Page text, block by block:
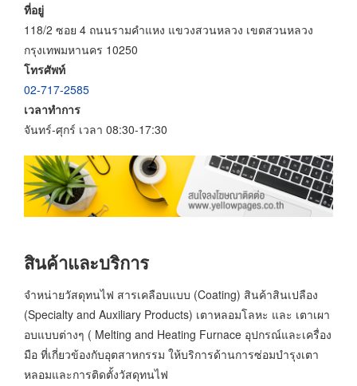
ที่อยู่
118/2 ซอย 4 ถนนรามคำแหง แขวงสวนหลวง เขตสวนหลวง
กรุงเทพมหานคร 10250
โทรศัพท์
02-717-2585
เวลาทำการ
จันทร์-ศุกร์ เวลา 08:30-17:30
สินค้าและบริการ
จำหน่ายวัสดุทนไฟ สารเคลือบแบบ (Coating) สินค้าสินเปลือง
(Specialty and Auxiliary Products) เตาหลอมโลหะ และ เตาเผา
อบแบบต่างๆ ( Melting and Heating Furnace อุปกรณ์และเครื่อง
มือ ที่เกี่ยวข้องกับอุตสาหกรรม ให้บริการด้านการซ่อมบำรุงเตา
หลอมและการติดตั้งวัสดุทนไฟ